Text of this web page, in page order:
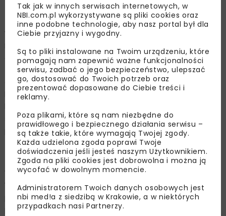
Kategoria kolej
W kategorii kolej zwyciężyła modernizacja linii kolejowej
E30 (odcinek Kraków Główny Towarowy – Rudzice) z
dobudową torów linii aglomeracyjnej, zrealizowana przez
firmę Strabag Sp. z o.o. Można powiedzieć, że była to
ogromna przebudowa ścisłego centrum komunikacji
kolejowej Krakowa. Wyróżnienie zdobył projekt
światłowodów w diagnostyce linii kolejowych dużych
prędkości firmy SHM System Sp. z o.o.
Kategoria mosty
W kategorii mosty nagrodzono przeprawę mostową nad
Wisłą w ciągu linii kolejowej E30 w Krakowie, zbudowaną
przez Strabag Sp. z o.o. Ten most doceniony już został
przez wiele gremiów mostowych i tu nie mogło być
Tak jak w innych serwisach internetowych, w
NBI.com.pl wykorzystywane są pliki cookies oraz
inne podobne technologie, aby nasz portal był dla
Ciebie przyjazny i wygodny.
Są to pliki instalowane na Twoim urządzeniu, które
pomagają nam zapewnić ważne funkcjonalności
serwisu, zadbać o jego bezpieczeństwo, ulepszać
go, dostosować do Twoich potrzeb oraz
prezentować dopasowane do Ciebie treści i
reklamy.
Poza plikami, które są nam niezbędne do
prawidłowego i bezpiecznego działania serwisu –
są także takie, które wymagają Twojej zgody.
Każda udzielona zgoda poprawi Twoje
doświadczenia jeśli jesteś naszym Użytkownikiem.
Zgoda na pliki cookies jest dobrowolna i można ją
wycofać w dowolnym momencie.
Administratorem Twoich danych osobowych jest
nbi med!a z siedzibą w Krakowie, a w niektórych
przypadkach nasi Partnerzy.